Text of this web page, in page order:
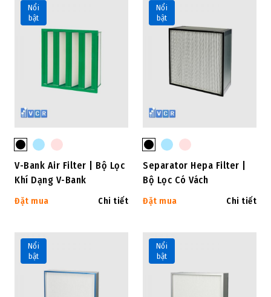
Nổi
bật
V-Bank Air Filter | Bộ Lọc
Khí Dạng V-Bank
Đặt mua Chi tiết
Nổi
bật
Separator Hepa Filter |
Bộ Lọc Có Vách
Đặt mua Chi tiết
Nổi
bật
Nổi
bật